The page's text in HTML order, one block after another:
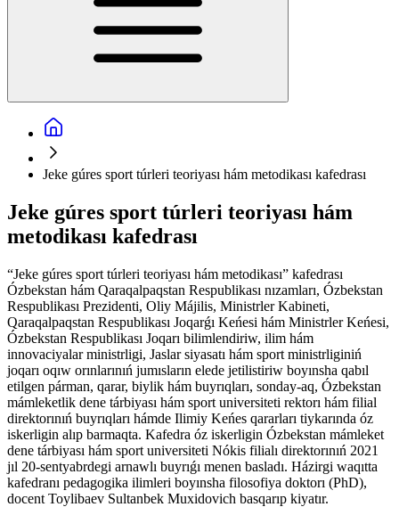
Jeke gúres sport túrleri teoriyası hám metodikası kafedrası
Jeke gúres sport túrleri teoriyası hám
metodikası kafedrası
“Jeke gúres sport túrleri teoriyası hám metodikası” kafedrası
Ózbekstan hám Qaraqalpaqstan Respublikası nızamları, Ózbekstan
Respublikası Prezidenti, Oliy Májilis, Ministrler Kabineti,
Qaraqalpaqstan Respublikası Joqarǵı Keńesi hám Ministrler Keńesi,
Ózbekstan Respublikası Joqarı bilimlendiriw, ilim hám
innovaciyalar ministrligi, Jaslar siyasatı hám sport ministrliginiń
joqarı oqıw orınlarınıń jumısların elede jetilistiriw boyınsha qabıl
etilgen párman, qarar, biylik hám buyrıqları, sonday-aq, Ózbekstan
mámleketlik dene tárbiyası hám sport universiteti rektorı hám filial
direktorınıń buyrıqları hámde Ilimiy Keńes qararları tiykarında óz
iskerligin alıp barmaqta. Kafedra óz iskerligin Ózbekstan mámleket
dene tárbiyası hám sport universiteti Nókis filialı direktorınıń 2021
jıl 20-sentyabrdegi arnawlı buyrıǵı menen basladı. Házirgi waqıtta
kafedranı pedagogika ilimleri boyınsha filosofiya doktorı (PhD),
docent Toylibaev Sultanbek Muxidovich basqarıp kiyatır.